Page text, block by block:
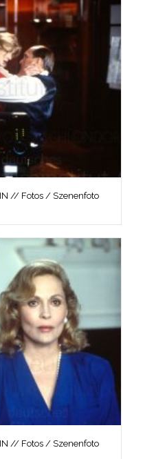
// Fotos / Szenenfoto
// Fotos / Szenenfoto